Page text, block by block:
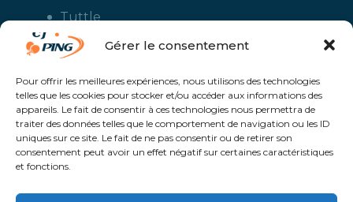
Gérer le consentement
Pour offrir les meilleures expériences, nous utilisons des technologies
telles que les cookies pour stocker et/ou accéder aux informations des
appareils. Le fait de consentir à ces technologies nous permettra de
traiter des données telles que le comportement de navigation ou les ID
uniques sur ce site. Le fait de ne pas consentir ou de retirer son
consentement peut avoir un effet négatif sur certaines caractéristiques
et fonctions.
Tuttle
Xiom